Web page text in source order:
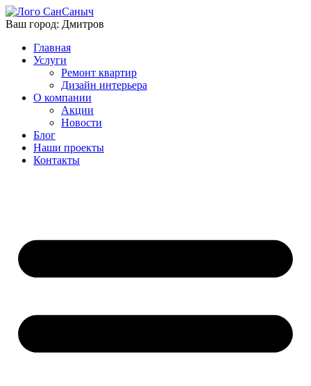
Ваш город: Дмитров
Главная
Услуги
Ремонт квартир
Дизайн интерьера
О компании
Акции
Новости
Блог
Наши проекты
Контакты